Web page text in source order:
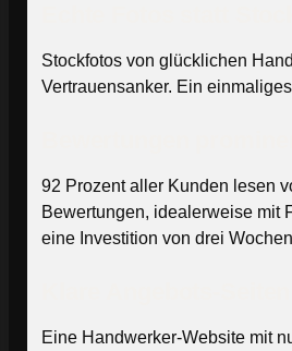
Stockfotos von glücklichen
Vertrauensanker. Ein
92 Prozent aller Kunden lesen
Bewertungen, idealerweise mit
eine Investition von drei
Eine Handwerker-Website mit